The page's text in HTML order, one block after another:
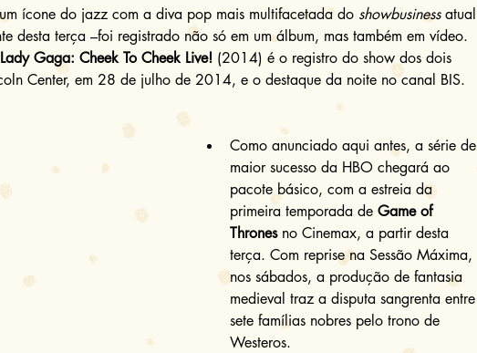
ícone do jazz com a diva pop mais multifacetada do showbusiness atual
desta terça –foi registrado não só em um álbum, mas também em vídeo.
Gaga: Cheek To Cheek Live! (2014) é o registro do show dos dois
Center, em 28 de julho de 2014, e o destaque da noite no canal BIS.
Como anunciado aqui antes, a série de
maior sucesso da HBO chegará ao
pacote básico, com a estreia da
primeira temporada de Game of
Thrones no Cinemax, a partir desta
terça. Com reprise na Sessão Máxima,
nos sábados, a produção de fantasia
medieval traz a disputa sangrenta entre
sete famílias nobres pelo trono de
Westeros.